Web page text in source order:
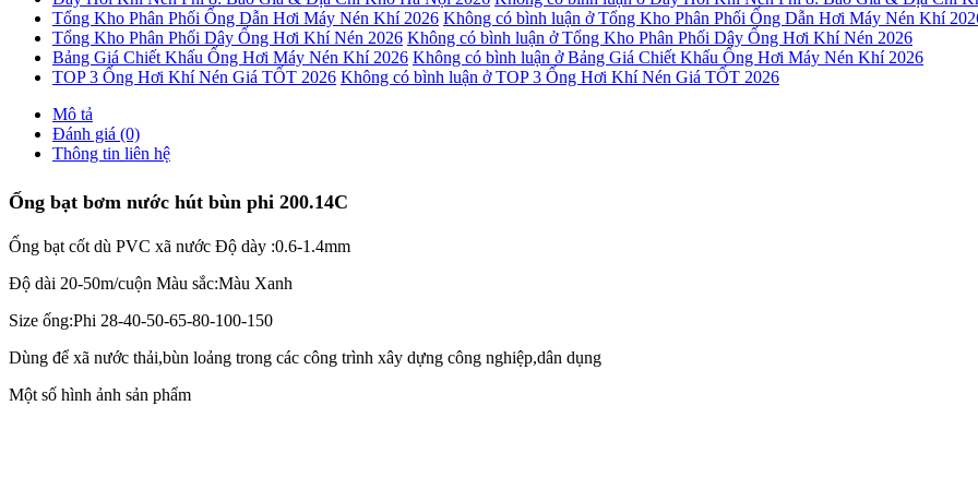
Tổng Kho Phân Phối Ống Dẫn Hơi Máy Nén Khí 2026 Không có bình luận ở Tổng Kho Phân Phối Ống Dẫn Hơi Máy Nén Khí
Tổng Kho Phân Phối Dây Ống Hơi Khí Nén 2026 Không có bình luận ở Tổng Kho Phân Phối Dây Ống Hơi Khí Nén 2026
Bảng Giá Chiết Khấu Ống Hơi Máy Nén Khí 2026 Không có bình luận ở Bảng Giá Chiết Khấu Ống Hơi Máy Nén Khí 2026
TOP 3 Ống Hơi Khí Nén Giá TỐT 2026 Không có bình luận ở TOP 3 Ống Hơi Khí Nén Giá TỐT 2026
Mô tả
Đánh giá (0)
Thông tin liên hệ
Ống bạt bơm nước hút bùn phi 200.14C
Ống bạt cốt dù PVC xã nước Độ dày :0.6-1.4mm
Độ dài 20-50m/cuộn Màu sắc:Màu Xanh
Size ống:Phi 28-40-50-65-80-100-150
Dùng để xã nước thải,bùn loảng trong các công trình xây dựng công nghiệp,dân dụng
Một số hình ảnh sản phẩm